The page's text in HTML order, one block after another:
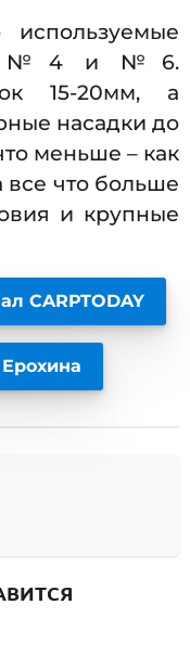
используемые
№4 и №6.
15-20мм, а
насадки до
меньше – как
все что больше
и крупные
CARPTODAY